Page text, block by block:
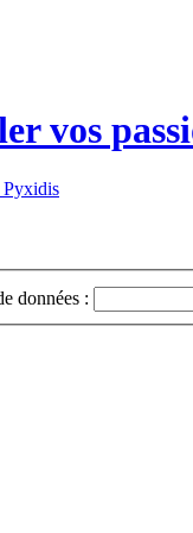
vos
données :